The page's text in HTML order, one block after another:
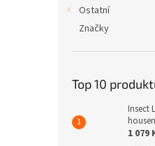
Ostatní
Značky
Top 10
Insect
1 079